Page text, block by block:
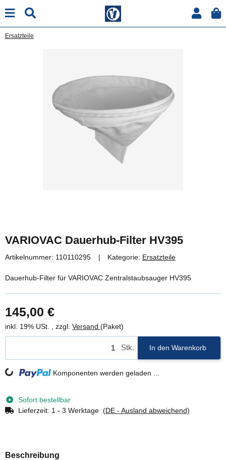
Ersatzteile
VARIOVAC Dauerhub-Filter HV395
Artikelnummer: 110110295 Kategorie: Ersatzteile
Dauerhub-Filter für VARIOVAC Zentralstaubsauger HV395
145,00 €
inkl. 19% USt. , zzgl. Versand (Paket)
Stk. In den Warenkorb
Loading... Komponenten werden geladen ...
Sofort bestellbar
Lieferzeit: 1 - 3 Werktage (DE - Ausland abweichend)
Beschreibung